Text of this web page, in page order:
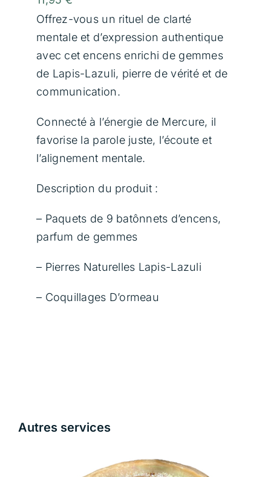
Communication Animale
Soins Magnétisme
Soins Lithothérapie
Rituels
Boutique
Contact
Offrez-vous un rituel de clarté
mentale et d’expression authentique
avec cet encens enrichi de gemmes
de Lapis-Lazuli, pierre de vérité et de
communication.
Connecté à l’énergie de Mercure, il
favorise la parole juste, l’écoute et
l’alignement mentale.
Description du produit :
– Paquets de 9 batônnets d’encens,
parfum de gemmes
– Pierres Naturelles Lapis-Lazuli
– Coquillages D’ormeau
Autres services